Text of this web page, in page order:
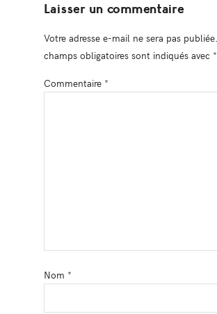
Laisser un commentaire
Votre adresse e-mail ne sera pas publiée.
champs obligatoires sont indiqués avec *
Commentaire *
Nom *